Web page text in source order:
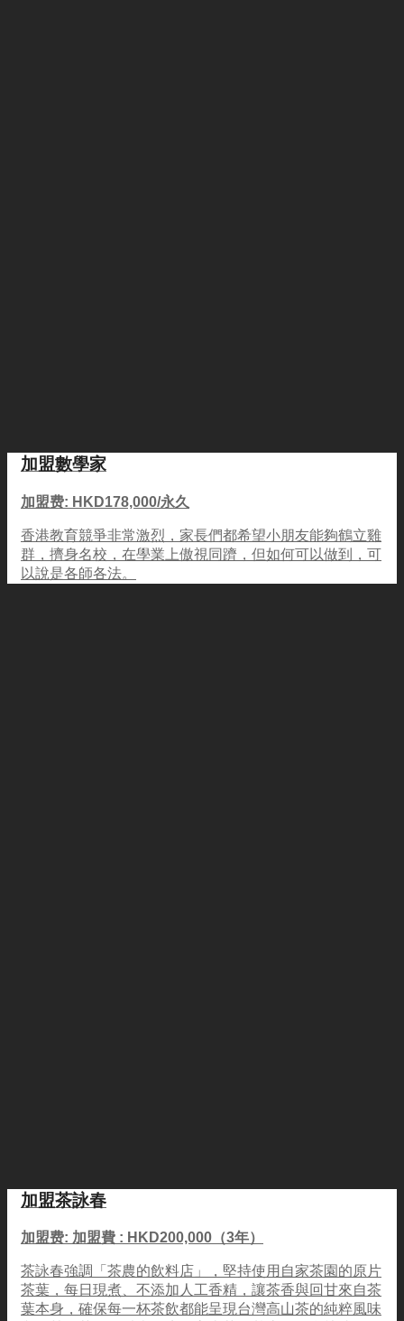
加盟數學家
加盟费: HKD178,000/永久
香港教育競爭非常激烈，家長們都希望小朋友能夠鶴立雞
群，擠身名校，在學業上傲視同躋，但如何可以做到，可
以說是各師各法。
加盟茶詠春
加盟费: 加盟費 : HKD200,000（3年）
茶詠春強調「茶農的飲料店」，堅持使用自家茶園的原片
茶葉，每日現煮、不添加人工香精，讓茶香與回甘來自茶
葉本身，確保每一杯茶飲都能呈現台灣高山茶的純粹風味